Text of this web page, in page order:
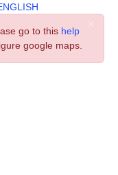
go to this help
google maps.